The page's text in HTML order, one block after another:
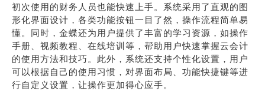
初次使用的财务人员也能快速上手。系统采用了直观的图
形化界面设计，各类功能按钮一目了然，操作流程简单易
懂。同时，金蝶还为用户提供了丰富的学习资源，如操作
手册、视频教程、在线培训等，帮助用户快速掌握云会计
的使用方法和技巧。此外，系统还支持个性化设置，用户
可以根据自己的使用习惯，对界面布局、功能快捷键等进
行自定义设置，让操作更加得心应手。